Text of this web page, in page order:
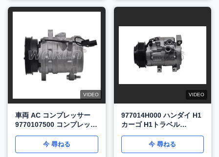
VIDEO
車両 AC コンプレッサー
9770107500 コンプレッサ
イオン キア Visto1.0
WXHY006
今 尋ねる
VIDEO
977014H000 ハンダイ H1
カーゴ H1トラベル
プレッサー AC オート
WXHY024
今 尋ねる